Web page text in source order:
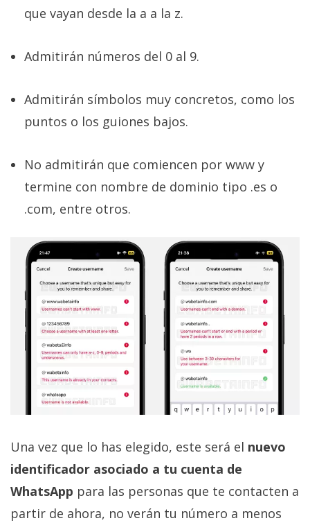
que vayan desde la a a la z.
Admitirán números del 0 al 9.
Admitirán símbolos muy concretos, como los
puntos o los guiones bajos.
No admitirán que comiencen por www y
termine con nombre de dominio tipo .es o
.com, entre otros.
Una vez que lo has elegido, este será el nuevo
identificador asociado a tu cuenta de
WhatsApp para las personas que te contacten a
partir de ahora, no verán tu número a menos